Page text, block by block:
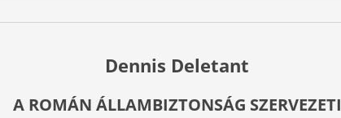
Dennis Deletant
A ROMÁN ÁLLAMBIZTONSÁG SZERVEZETI